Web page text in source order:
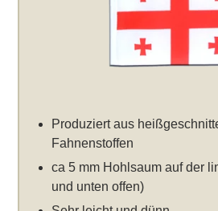
Produziert aus
Fahnenstoffen
ca 5 mm Hohlsaum auf der
und unten offen)